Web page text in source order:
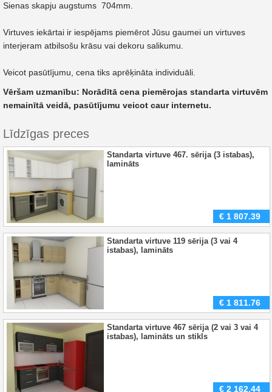
Sienas skapju augstums 704mm.
Virtuves iekārtai ir iespējams piemērot Jūsu gaumei un virtuves
interjeram atbilsošu krāsu vai dekoru salikumu.
Veicot pasūtījumu, cena tiks aprēķināta individuāli.
Vēršam uzmanību: Norādītā cena piemērojas standarta virtuvēm
nemainītā veidā, pasūtījumu veicot caur internetu.
Līdzīgas preces
Standarta virtuve 467. sērija (3 istabas),
lamināts
€ 1 807.39
Standarta virtuve 119 sērija (3 vai 4
istabas), lamināts
€ 1 811.76
Standarta virtuve 467 sērija (2 vai 3 vai 4
istabas), lamināts un stikls
€ 2 162.44